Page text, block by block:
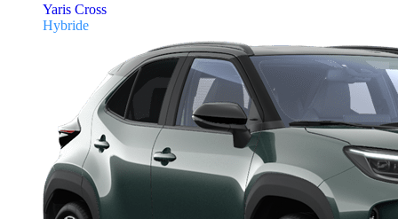
Yaris Cross
Hybride